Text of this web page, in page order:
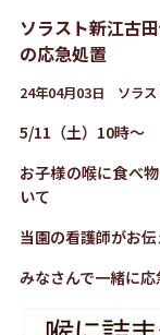
ソラスト新江古
の応急処置
24年04月03日 ソラス
5/11（土）10時～
お子様の喉に食べ
いて
当園の看護師がお伝
みなさんで一緒に